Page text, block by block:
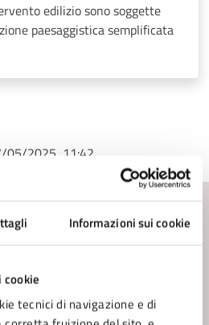
Informazioni sui cookie
tecnici di navigazione e di
edilizio sono soggette
paesaggistica semplificata
05/2025, 11:42
correlati
- Modalità